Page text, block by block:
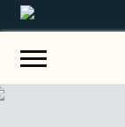
Unsere